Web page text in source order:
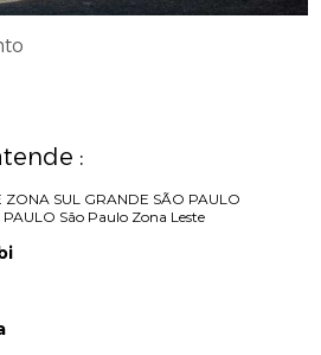
:
ZONA SUL GRANDE SÃO PAULO
PAULO São Paulo Zona Leste